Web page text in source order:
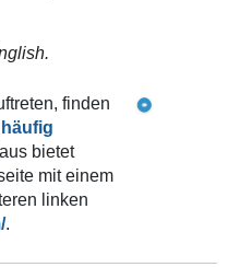
finden
häufig
bietet
mit einem
linken
.